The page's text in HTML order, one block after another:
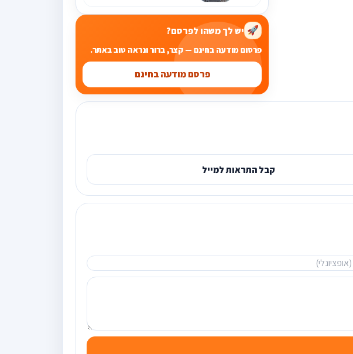
🚀 יש לך משהו לפרסם?
פרסום מודעה בחינם — קצר, ברור ונראה טוב באתר.
פרסם מודעה בחינם
קבל התראות למייל